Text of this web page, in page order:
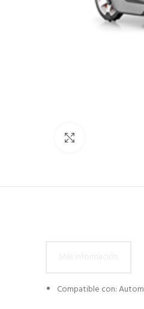
Compatible con: